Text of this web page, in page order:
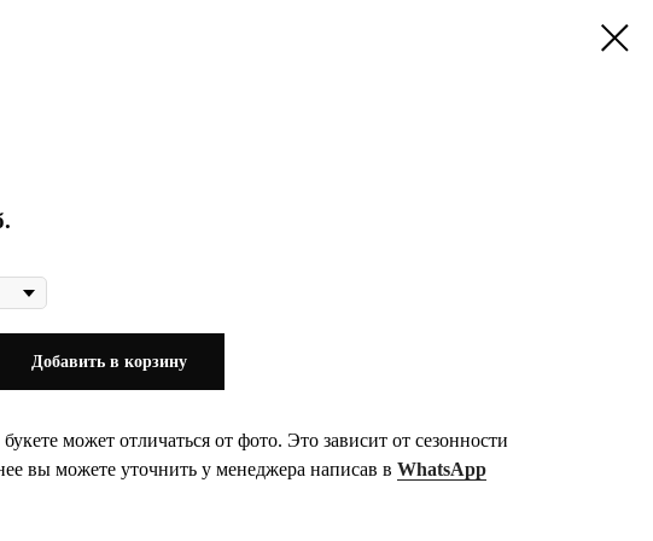
Добавить в корзину
может отличаться от фото. Это зависит от сезонности
вы можете уточнить у менеджера написав в WhatsApp